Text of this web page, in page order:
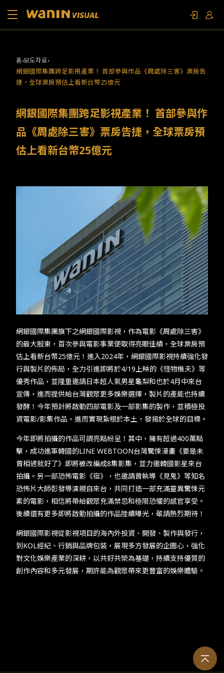
작품 목록
문의하기
홈 보도자료
網銀國際集團跨足影視產業！ 首部參與作品《周處除三害》票房告
捷，全球票房預估上看新台幣25億元
網銀國際集團跨足影視產業！ 首部參與作
品《周處除三害》票房告捷，全球票房預
估上看新台幣25億元
網銀國際集團旗下之網銀國際影視，作為電影《周處除三害》
的最大股東，首次參與電影事業便取得亮眼佳績，全球票房預
估上看新台幣25億元！進入2024年，網銀國際影視持續強化發
行與製片的佈局，全力引進即將於4/19上映的《怪物樵夫》等
優秀作品，並隆重邀請日本超人氣男星龜梨和也於4月中來台
宣傳，進而提供給台灣觀眾更多娛樂選擇，製片的產能也持續
發酵！今年預計將啟動四部電影及一部影集的製作，並積極投
資電影/影集作品，進而實現紮根於本土，發揚於全球的目標。
今年即將拍攝的作品可謂亮點紛呈！其中，擁有超過400萬點
擊，成功進軍韓國的LINE WEBTOON台灣驚悚漫畫《要是未
曾相遇就好了》即將被改編成8集影集，並力邀韓國影星來台
拍攝。另一部恐怖電影《宿》，也邀請曾執導《見鬼》等知名
恐怖片大師彭發導演親自來台，共同打造一部充滿靈異驚悚元
素的電影，相信將帶給觀眾充滿禁忌和極限恐懼的感官享受。
後續還有更多即將啟動拍攝的作品陸續曝光，敬請熱烈期待！
網銀國際影視從影視項目的海內外投資、開發、製作與發行，
到KOL經紀、行銷與品牌包裝，展現多方發展的企圖心，強化
對文化娛樂產業的深耕，以共好共榮為基礎，持續支持優質的
創作內容和多元發展，期許能為觀眾帶來更豐富的娛樂體驗。